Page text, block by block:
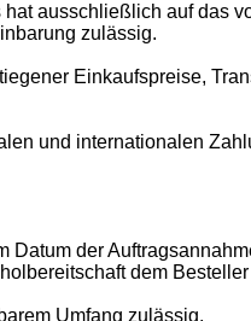
ausschließlich auf das
zulässig.
Einkaufspreise,
und internationalen
Datum der
dem
Umfang zulässig.